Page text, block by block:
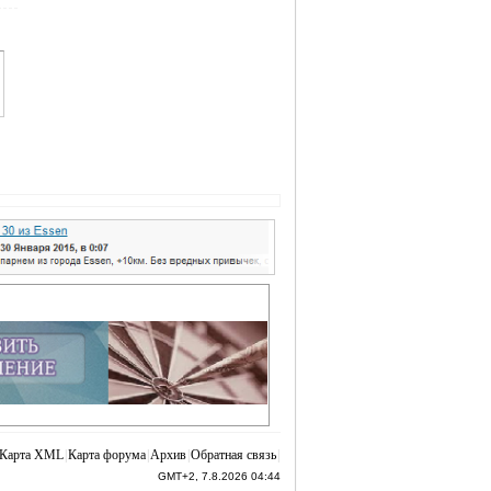
Карта XML Карта форума Архив Обратная связь
GMT+2, 7.8.2026 04:44